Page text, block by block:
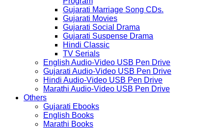
Gujarati Marriage Song CDs.
Gujarati Movies
Gujarati Social Drama
Gujarati Suspense Drama
Hindi Classic
TV Serials
English Audio-Video USB Pen Drive
Gujarati Audio-Video USB Pen Drive
Hindi Audio-Video USB Pen Drive
Marathi Audio-Video USB Pen Drive
Others
Gujarati Ebooks
English Books
Marathi Books